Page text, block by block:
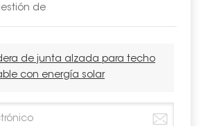
de
de junta alzada para techo
con energía solar